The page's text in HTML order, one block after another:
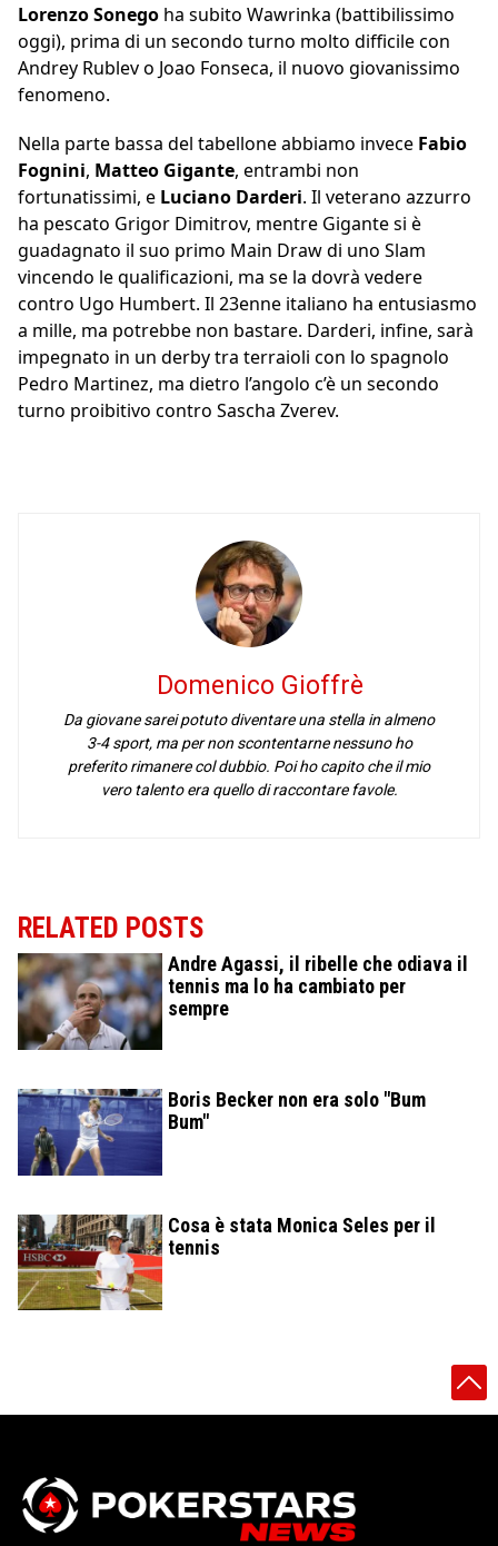
Lorenzo Sonego ha subito Wawrinka (battibilissimo
oggi), prima di un secondo turno molto difficile con
Andrey Rublev o Joao Fonseca, il nuovo giovanissimo
fenomeno.
Nella parte bassa del tabellone abbiamo invece Fabio
Fognini, Matteo Gigante, entrambi non
fortunatissimi, e Luciano Darderi. Il veterano azzurro
ha pescato Grigor Dimitrov, mentre Gigante si è
guadagnato il suo primo Main Draw di uno Slam
vincendo le qualificazioni, ma se la dovrà vedere
contro Ugo Humbert. Il 23enne italiano ha entusiasmo
a mille, ma potrebbe non bastare. Darderi, infine, sarà
impegnato in un derby tra terraioli con lo spagnolo
Pedro Martinez, ma dietro l’angolo c’è un secondo
turno proibitivo contro Sascha Zverev.
Domenico Gioffrè
Da giovane sarei potuto diventare una stella in almeno
3-4 sport, ma per non scontentarne nessuno ho
preferito rimanere col dubbio. Poi ho capito che il mio
vero talento era quello di raccontare favole.
RELATED POSTS
Andre Agassi, il ribelle che odiava il
tennis ma lo ha cambiato per
sempre
Boris Becker non era solo "Bum
Bum"
Cosa è stata Monica Seles per il
tennis